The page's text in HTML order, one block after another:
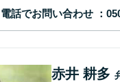
電話でお問い合わせ
赤井 耕多